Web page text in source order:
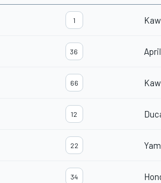
1
36
66
12
22
34